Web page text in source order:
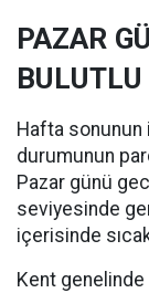
PAZAR
BULUTLU
Hafta sonunun
durumunun
Pazar günü
seviyesinde
içerisinde
Kent genelinde